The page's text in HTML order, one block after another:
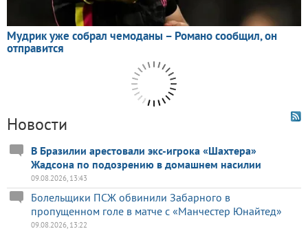
Новости
В Бразилии арестовали экс-игрока «Шахтера»
Жадсона по подозрению в домашнем насилии
09.08.2026, 13:43
Болельщики ПСЖ обвинили Забарного в
пропущенном голе в матче с «Манчестер Юнайтед»
09.08.2026, 13:22